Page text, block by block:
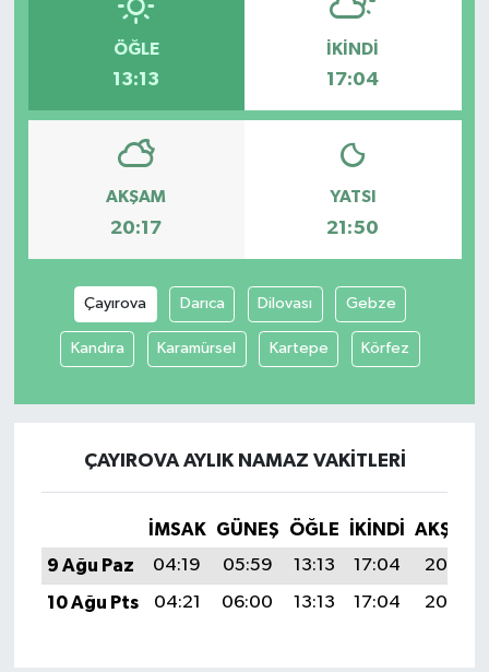
ÖĞLE
13:13
İKINDI
17:04
AKŞAM
20:17
YATSI
21:50
Çayırova Darıca Dilovası Gebze
Kandıra Karamürsel Kartepe Körfez
ÇAYIROVA AYLIK NAMAZ VAKITLERI
İMSAK GÜNEŞ ÖĞLE İKINDI
AKŞAM
9 Ağu Paz
04:19 05:59 13:13 17:04
20:17
10 Ağu Pts
04:21 06:00 13:13 17:04 20:16